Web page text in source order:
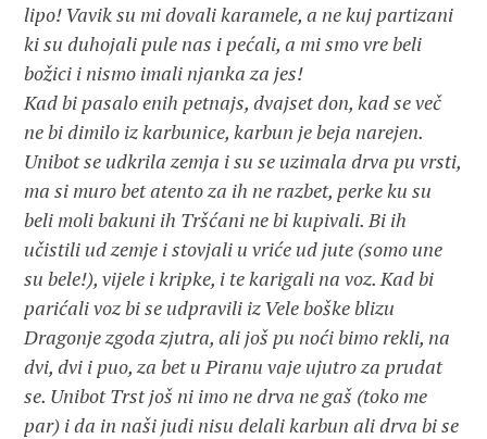
lipo! Vavik su mi dovali karamele, a ne kuj partizani
ki su duhojali pule nas i pećali, a mi smo vre beli
božici i nismo imali njanka za jes!
Kad bi pasalo enih petnajs, dvajset don, kad se več
ne bi dimilo iz karbunice, karbun je beja narejen.
Unibot se udkrila zemja i su se uzimala drva pu vrsti,
ma si muro bet atento za ih ne razbet, perke ku su
beli moli bakuni ih Tršćani ne bi kupivali. Bi ih
učistili ud zemje i stovjali u vriće ud jute (somo une
su bele!), vijele i kripke, i te karigali na voz. Kad bi
parićali voz bi se udpravili iz Vele boške blizu
Dragonje zgoda zjutra, ali još pu noći bimo rekli, na
dvi, dvi i puo, za bet u Piranu vaje ujutro za prudat
se. Unibot Trst još ni imo ne drva ne gaš (toko me
par) i da in naši judi nisu delali karbun ali drva bi se